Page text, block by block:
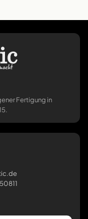
Fertigung in